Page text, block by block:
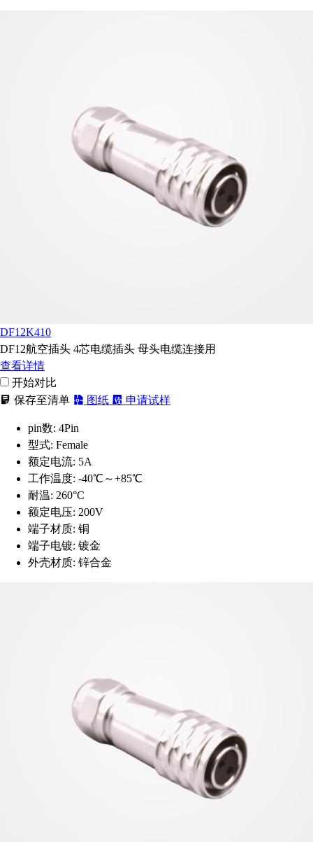
DF12K410
DF12航空插头 4芯电缆插头 母头电缆连接用
查看详情
开始对比
保存至清单
图纸 申请试样
pin数: 4Pin
型式: Female
额定电流: 5A
工作温度: -40℃～+85℃
耐温: 260°C
额定电压: 200V
端子材质: 铜
端子电镀: 镀金
外壳材质: 锌合金